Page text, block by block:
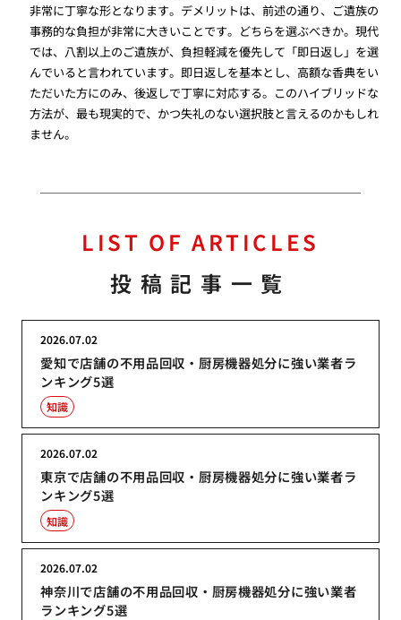
非常に丁寧な形となります。デメリットは、前述の通り、ご遺族の
事務的な負担が非常に大きいことです。どちらを選ぶべきか。現代
では、八割以上のご遺族が、負担軽減を優先して「即日返し」を選
んでいると言われています。即日返しを基本とし、高額な香典をい
ただいた方にのみ、後返しで丁寧に対応する。このハイブリッドな
方法が、最も現実的で、かつ失礼のない選択肢と言えるのかもしれ
ません。
LIST OF ARTICLES
投稿記事一覧
愛知で店舗の不用品回収・厨房機器処分に強い業者ラ
ンキング5選
2026.07.02
知識
東京で店舗の不用品回収・厨房機器処分に強い業者ラ
ンキング5選
2026.07.02
知識
神奈川で店舗の不用品回収・厨房機器処分に強い業者
ランキング5選
2026.07.02